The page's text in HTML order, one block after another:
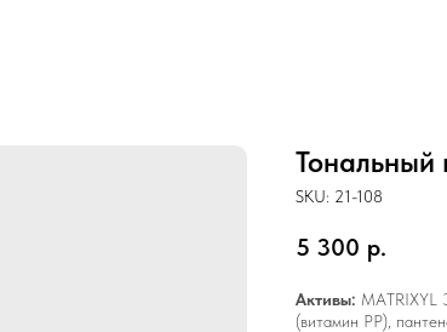
Тональный
SKU: 21-108
5 300 р.
Активы: MATRIXYL
(витамин РР),